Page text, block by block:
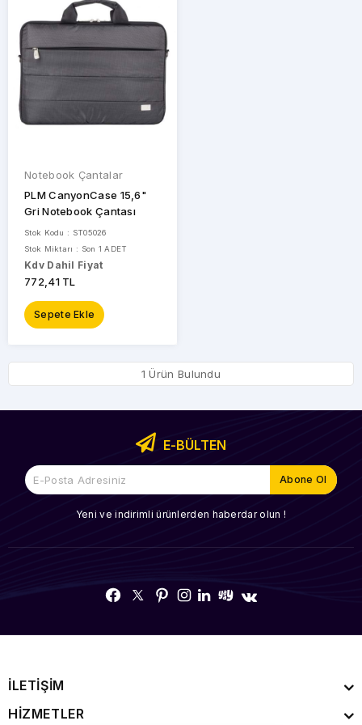
STOK
DURUMU
Sadece
Stoktakiler
Notebook Çantalar
PLM CanyonCase 15,6"
Gri Notebook Çantası
Stok Kodu : ST05026
Stok Miktarı : Son 1 ADET
Kdv Dahil Fiyat
772,41 TL
Sepete Ekle
1 Ürün Bulundu
E-BÜLTEN
Yeni ve indirimli ürünlerden haberdar olun !
İLETİŞİM
HİZMETLER